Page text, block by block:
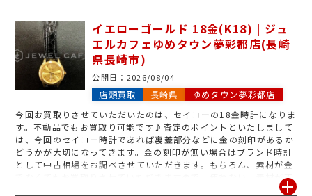
のみ・プラチナのみ・シルバーのみのお品物もお買取りしています
ので、是非ジュエルカフェゆめタウン夢彩都店へお持ち込みくださ
い♪
イエローゴールド 18金(K18) | ジュ
エルカフェゆめタウン夢彩都店(長崎
県長崎市)
公開日： 2026/08/04
店頭買取 長崎県
ゆめタウン夢彩都店
今回お買取りさせていただいたのは、セイコーの18金時計になりま
す。不動品でもお買取り可能です♪査定のポイントといたしまして
は、今回のセイコー時計であれば裏蓋部分などに金の刻印があるか
どうかが大切になってきます。金の刻印が無い場合はブランド時計
として中古相場をお調べさせていただきます。もちろん、素材が金
でなくてもお買取りさせていただきますので、使わない、素材が不
明などのお品物が御座いましたら金相場高騰中のうちに1度お持ち